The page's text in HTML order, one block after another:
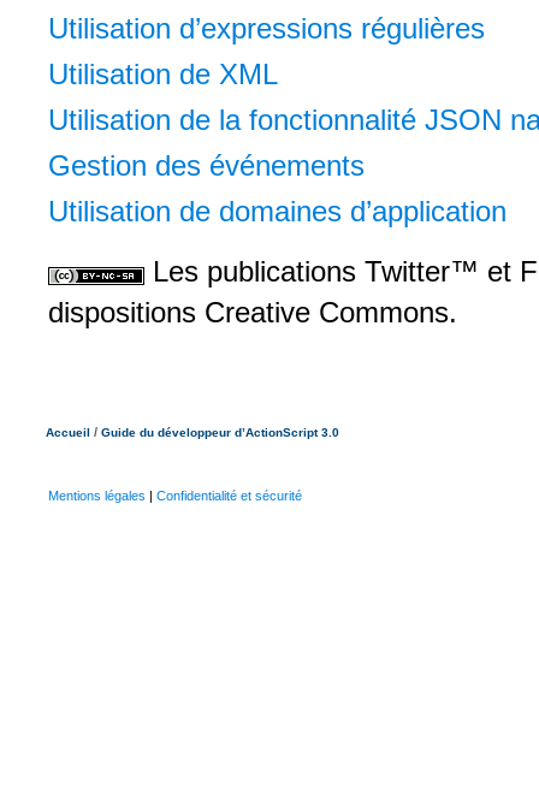
Utilisation d’expressions régulières
Utilisation de XML
Utilisation de la fonctionnalité JSON
Gestion des événements
Utilisation de domaines d’application
Les publications Twitter™ et
dispositions Creative Commons.
Accueil / Guide du développeur d’ActionScript 3.0
Mentions légales | Confidentialité et sécurité